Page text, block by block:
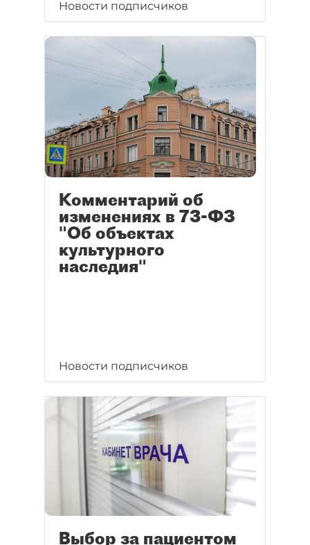
Новости подписчиков
Комментарий об
изменениях в 73-ФЗ
"Об объектах
культурного
наследия"
Новости подписчиков
Выбор за пациентом